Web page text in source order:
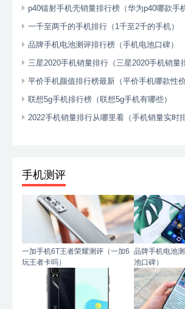
p40镭射手机壳销量排行榜（华为p40哪款手
一千至两千的手机排行（1千至2千的手机）
品牌手机电池测评排行榜（手机电池口碑）
三星2020手机销量排行（三星2020手机销量
平价手机颜值排行榜最新（平价手机哪款性价
联想5g手机排行榜（联想5g手机有哪些）
2022手机销量排行从哪里看（手机销量实时
手机测评
一加手机6T王者荣耀测评（一加6
玩王者卡吗）
品牌手机电池
池口碑）